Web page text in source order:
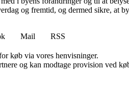
og fremtid, og dermed sikre, at
Mail
RSS
køb via vores henvisninger.
og kan modtage provision ved